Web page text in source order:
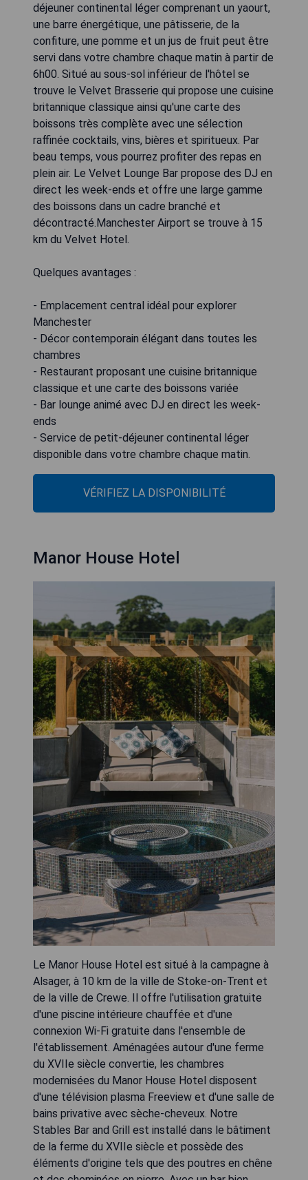
déjeuner continental léger comprenant un yaourt,
une barre énergétique, une pâtisserie, de la
confiture, une pomme et un jus de fruit peut être
servi dans votre chambre chaque matin à partir de
6h00. Situé au sous-sol inférieur de l'hôtel se
trouve le Velvet Brasserie qui propose une cuisine
britannique classique ainsi qu'une carte des
boissons très complète avec une sélection
raffinée cocktails, vins, bières et spiritueux. Par
beau temps, vous pourrez profiter des repas en
plein air. Le Velvet Lounge Bar propose des DJ en
direct les week-ends et offre une large gamme
des boissons dans un cadre branché et
décontracté.Manchester Airport se trouve à 15
km du Velvet Hotel.
Quelques avantages :
- Emplacement central idéal pour explorer
Manchester
- Décor contemporain élégant dans toutes les
chambres
- Restaurant proposant une cuisine britannique
classique et une carte des boissons variée
- Bar lounge animé avec DJ en direct les week-
ends
- Service de petit-déjeuner continental léger
disponible dans votre chambre chaque matin.
VÉRIFIEZ LA DISPONIBILITÉ
Manor House Hotel
Le Manor House Hotel est situé à la campagne à
Alsager, à 10 km de la ville de Stoke-on-Trent et
de la ville de Crewe. Il offre l'utilisation gratuite
d'une piscine intérieure chauffée et d'une
connexion Wi-Fi gratuite dans l'ensemble de
l'établissement. Aménagées autour d'une ferme
du XVIIe siècle convertie, les chambres
modernisées du Manor House Hotel disposent
d'une télévision plasma Freeview et d'une salle de
bains privative avec sèche-cheveux. Notre
Stables Bar and Grill est installé dans le bâtiment
de la ferme du XVIIe siècle et possède des
éléments d'origine tels que des poutres en chêne